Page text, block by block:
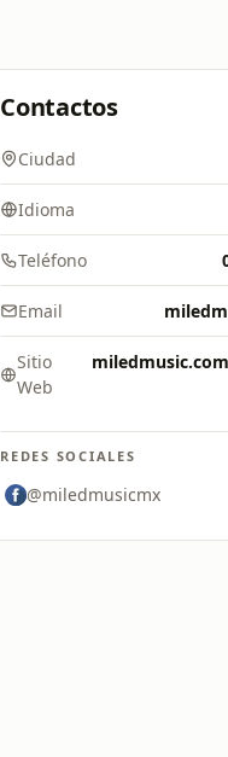
Contactos
Ciudad
Idioma
Teléfono
Email
Sitio
Web
REDES SOCIALES
@miledmusicmx